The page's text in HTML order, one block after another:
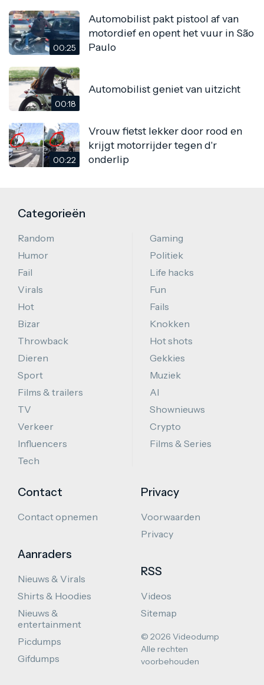
00:25
Automobilist pakt pistool af van
motordief en opent het vuur in São
Paulo
00:18
Automobilist geniet van uitzicht
00:22
Vrouw fietst lekker door rood en
krijgt motorrijder tegen d'r
onderlip
Categorieën
Random
Humor
Fail
Virals
Hot
Bizar
Throwback
Dieren
Sport
Films & trailers
TV
Verkeer
Influencers
Tech
Gaming
Politiek
Life hacks
Fun
Fails
Knokken
Hot shots
Gekkies
Muziek
AI
Shownieuws
Crypto
Films & Series
Contact
Contact opnemen
Aanraders
Nieuws & Virals
Shirts & Hoodies
Nieuws &
entertainment
Picdumps
Gifdumps
Privacy
Voorwaarden
Privacy
RSS
Videos
Sitemap
© 2026 Videodump
Alle rechten
voorbehouden